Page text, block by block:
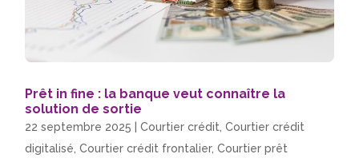
Prêt in fine : la banque veut connaître la
solution de sortie
22 septembre 2025 |Courtier crédit ,Courtier crédit
digitalisé ,Courtier crédit frontalier,Courtier prêt